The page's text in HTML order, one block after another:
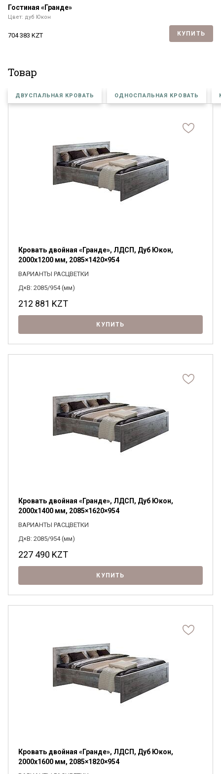
Гостиная «Гранде»
Цвет: дуб Юкон
704 383 KZT КУПИТЬ
Товар
ДВУСПАЛЬНАЯ КРОВАТЬ ОДНОСПАЛЬНАЯ КРОВАТЬ
Кровать двойная «Гранде», ЛДСП, Дуб Юкон,
2000х1200 мм, 2085×1420×954
ВАРИАНТЫ РАСЦВЕТКИ
Д×В: 2085/954 (мм)
212 881 KZT
КУПИТЬ
Кровать двойная «Гранде», ЛДСП, Дуб Юкон,
2000х1400 мм, 2085×1620×954
ВАРИАНТЫ РАСЦВЕТКИ
Д×В: 2085/954 (мм)
227 490 KZT
КУПИТЬ
Кровать двойная «Гранде», ЛДСП, Дуб Юкон,
2000x1600 мм, 2085×1820×954